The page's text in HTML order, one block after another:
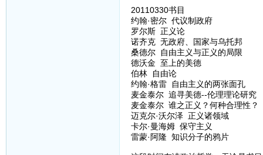
20110330书目
约翰·密尔 代议制政府
罗尔斯 正义论
诺齐克 无政府、国家与乌托邦
桑德尔 自由主义与正义的局限
德沃金 至上的美德
伯林 自由论
约翰·格雷 自由主义的两张面孔
麦金泰尔 追寻美德--伦理理论研究
麦金泰尔 谁之正义？何种合理性？
迈克尔·沃尔泽 正义诸领域
卡尔·曼海姆 保守主义
雷蒙·阿隆 知识分子的鸦片